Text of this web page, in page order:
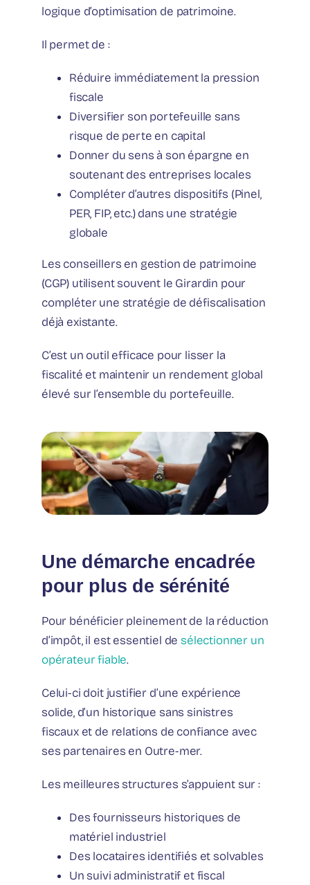
logique d’optimisation de patrimoine.
Il permet de :
Réduire immédiatement la pression
fiscale
Diversifier son portefeuille sans
risque de perte en capital
Donner du sens à son épargne en
soutenant des entreprises locales
Compléter d’autres dispositifs (Pinel,
PER, FIP, etc.) dans une stratégie
globale
Les conseillers en gestion de patrimoine
(CGP) utilisent souvent le Girardin pour
compléter une stratégie de défiscalisation
déjà existante.
C’est un outil efficace pour lisser la
fiscalité et maintenir un rendement global
élevé sur l’ensemble du portefeuille.
Une démarche encadrée
pour plus de sérénité
Pour bénéficier pleinement de la réduction
d’impôt, il est essentiel de sélectionner un
opérateur fiable.
Celui-ci doit justifier d’une expérience
solide, d’un historique sans sinistres
fiscaux et de relations de confiance avec
ses partenaires en Outre-mer.
Les meilleures structures s’appuient sur :
Des fournisseurs historiques de
matériel industriel
Des locataires identifiés et solvables
Un suivi administratif et fiscal